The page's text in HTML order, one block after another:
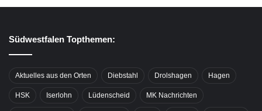
Südwestfalen Topthemen:
Aktuelles aus den Orten Diebstahl Drolshagen Hagen
HSK Iserlohn Lüdenscheid MK Nachrichten